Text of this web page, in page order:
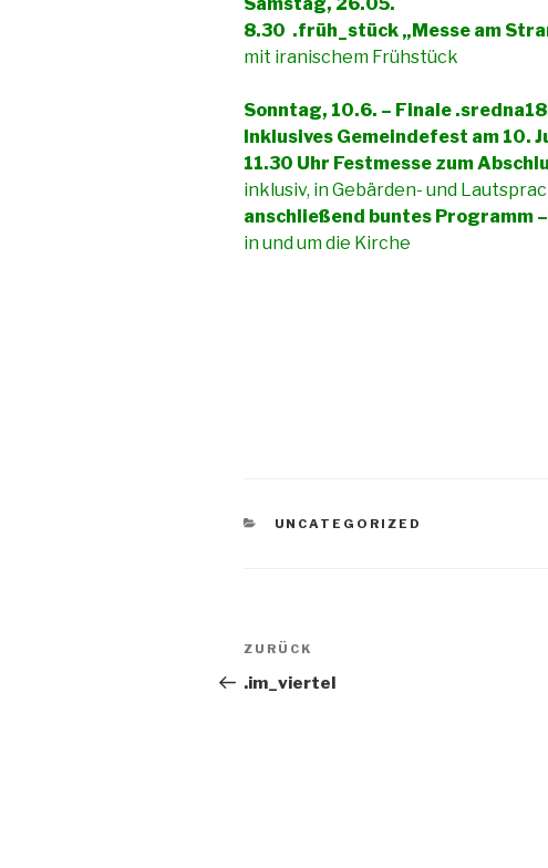
8.30 .früh_stück „Messe am
mit iranischem Frühstück
Sonntag, 10.6. – Finale .sredna18
Inklusives Gemeindefest am 10.
11.30 Uhr Festmesse zum
inklusiv, in Gebärden- und
anschließend buntes Programm
in und um die Kirche
KATEGORIEN
UNCATEGORIZED
Beitrags-
Navigation
Vorheriger
Beitrag
ZURÜCK
.im_viertel